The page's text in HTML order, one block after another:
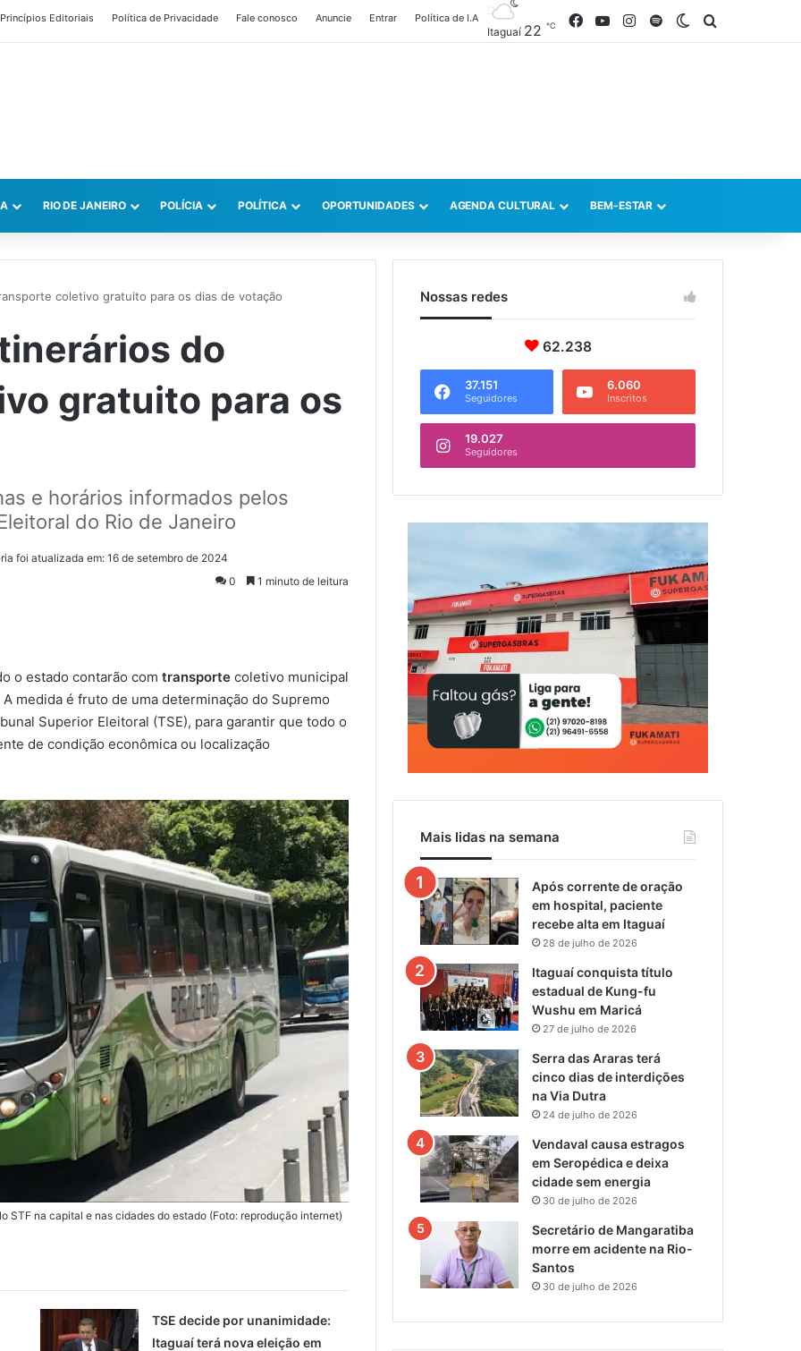
Princípios Editoriais Política de Privacidade Fale conosco Anuncie Entrar Política de I.A
Itaguaí 22 ℃ FacebookYouTubeInstagram
SpotifySwitch skin
RIO DE JANEIRO POLÍCIA POLÍTICA OPORTUNIDADES AGENDA CULTURAL BEM-ESTAR
coletivo gratuito para os dias de votação
do
gratuito para os
e horários informados pelos
do Rio de Janeiro
foi atualizada em: 16 de setembro de 2024
0
1 minuto de leitura
o estado contarão com transporte coletivo municipal
A medida é fruto de uma determinação do Supremo
Superior Eleitoral (TSE), para garantir que todo o
de condição econômica ou localização
STF na capital e nas cidades do estado (Foto: reprodução internet)
TSE decide por unanimidade:
Itaguaí terá nova eleição em
Nossas redes
62.238
37.151
Seguidores
6.060
Inscritos
19.027
Seguidores
Mais lidas na semana
Após corrente de oração
em hospital, paciente
recebe alta em Itaguaí
28 de julho de 2026
Itaguaí conquista título
estadual de Kung-fu
Wushu em Maricá
27 de julho de 2026
Serra das Araras terá
cinco dias de interdições
na Via Dutra
24 de julho de 2026
Vendaval causa estragos
em Seropédica e deixa
cidade sem energia
30 de julho de 2026
Secretário de Mangaratiba
morre em acidente na Rio-
Santos
30 de julho de 2026